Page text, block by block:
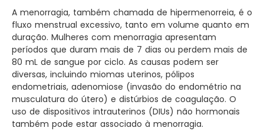
A menorragia, também chamada de hipermenorreia, é o
fluxo menstrual excessivo, tanto em volume quanto em
duração. Mulheres com menorragia apresentam
períodos que duram mais de 7 dias ou perdem mais de
80 mL de sangue por ciclo. As causas podem ser
diversas, incluindo miomas uterinos, pólipos
endometriais, adenomiose (invasão do endométrio na
musculatura do útero) e distúrbios de coagulação. O
uso de dispositivos intrauterinos (DIUs) não hormonais
também pode estar associado à menorragia.